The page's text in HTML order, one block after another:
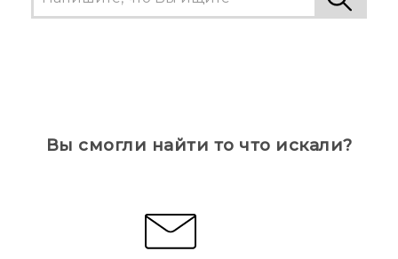
Вы смогли найти то что искали?